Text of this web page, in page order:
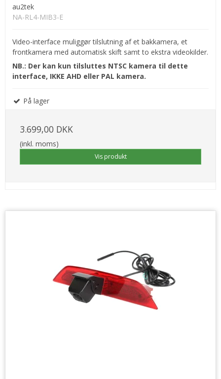
au2tek
NA-RL4-MIB3-E
Video-interface muliggør tilslutning af et bakkamera, et
frontkamera med automatisk skift samt to ekstra videokilder.
NB.: Der kan kun tilsluttes NTSC kamera til dette
interface, IKKE AHD eller PAL kamera.
På lager
3.699,00 DKK
(inkl. moms)
Vis produkt